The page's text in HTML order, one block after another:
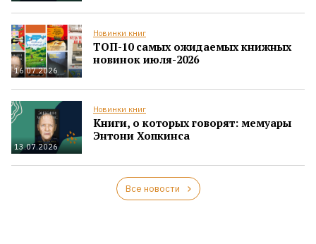
16.07.2026
Новинки книг
ТОП-10 самых ожидаемых книжных
новинок июля-2026
13.07.2026
Новинки книг
Книги, о которых говорят: мемуары
Энтони Хопкинса
Все новости